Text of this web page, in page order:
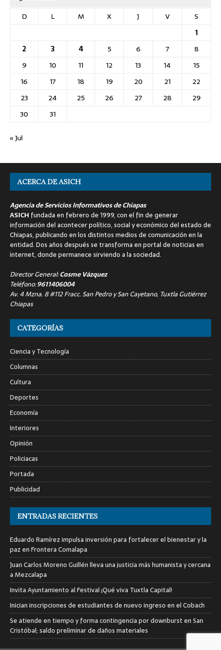
D
L M X J V
S
1
2
3 4 5 6 7
8
9
10 11 12 13 14
15
16
17 18 19 20 21
22
23
24 25 26 27 28
29
30
31
« Jul
ACERCA DE ASICH
Agencia de Servicios Informativos de Chiapas
ASICH fundada en febrero de 1999, con el fin de generar
información del acontecer político, social y económico del estado de
Chiapas, publicando en los distintos medios de comunicación en la
entidad. Dos años después se transforma en portal de noticias en
internet, donde permanece sirviendo a la sociedad.
Director General:Cosme Vázquez
Teléfono:9611406004
Av. 4 Mzna. 8 #112 Fracc. San Pedro y San Cayetano, Tuxtla Gutiérrez
Chiapas
CATEGORÍAS
Ciencia y Tecnología
Columnas
Cultura
Deportes
Economía
Interiores
Opinión
Policiacas
Portada
Publicidad
ENTRADAS RECIENTES
Eduardo Ramírez impulsa inversión para fortalecer el bienestar y la
paz en Frontera Comalapa
Juan Carlos Moreno Guillén lleva una justicia más humanista y cercana
a Mezcalapa
Invita Ayuntamiento al Festival ¡Qué viva Tuxtla Capital!
Inician inscripciones de estudiantes de nuevo ingreso en el Cobach
Se atiende en tiempo y forma contingencia por downburst en San
Cristóbal; saldo preliminar de daños materiales